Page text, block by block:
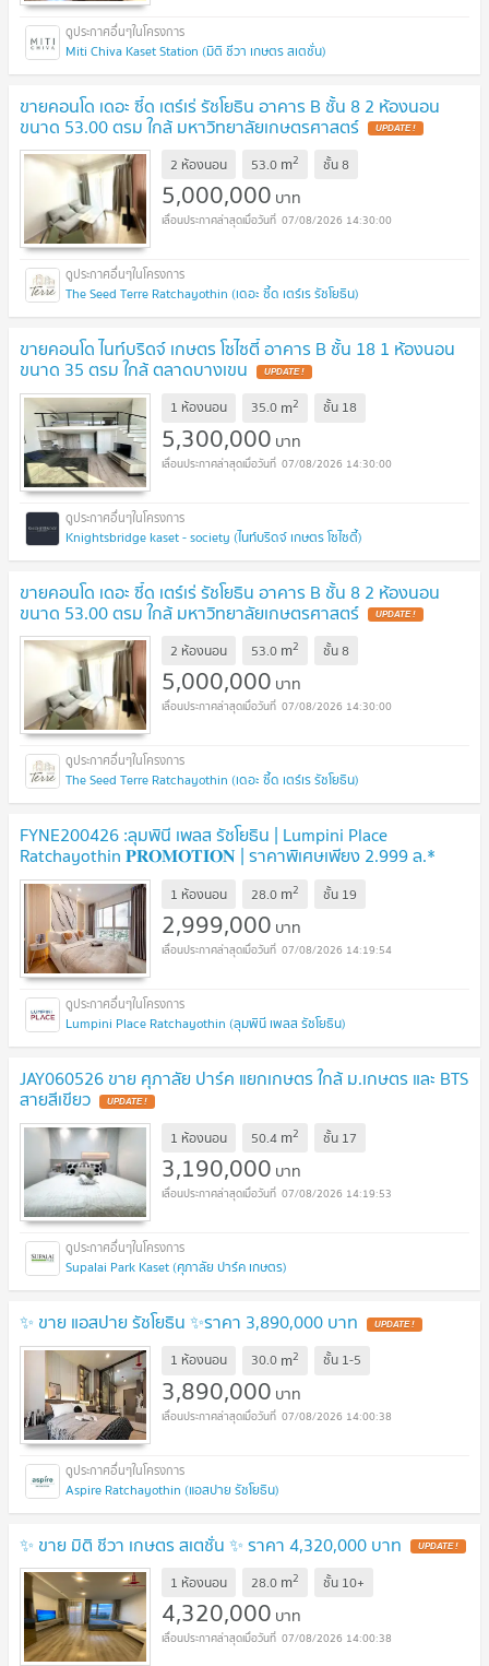
Miti Chiva Kaset Station (มิติ ชีวา เกษตร สเตชั่น)
ขายคอนโด เดอะ ซี้ด เตร์เร่ รัชโยธิน อาคาร B ชั้น 8 2 ห้องนอน
ขนาด 53.00 ตรม ใกล้ มหาวิทยาลัยเกษตรศาสตร์ UPDATE !
2 ห้องนอน 53.0 m2 ชั้น8
5,000,000 บาท
07/08/2026 14:30:00
The Seed Terre Ratchayothin (เดอะ ซี้ด เตร์เร รัชโยธิน)
ขายคอนโด ไนท์บริดจ์ เกษตร โซไซตี้ อาคาร B ชั้น 18 1 ห้องนอน
ขนาด 35 ตรม ใกล้ ตลาดบางเขน UPDATE !
1 ห้องนอน 35.0 m2 ชั้น 18
5,300,000 บาท
07/08/2026 14:30:00
Knightsbridge kaset - society (ไนท์บริดจ์ เกษตร โซไซตี้)
ขายคอนโด เดอะ ซี้ด เตร์เร่ รัชโยธิน อาคาร B ชั้น 8 2 ห้องนอน
ขนาด 53.00 ตรม ใกล้ มหาวิทยาลัยเกษตรศาสตร์ UPDATE !
2 ห้องนอน 53.0 m2 ชั้น8
5,000,000 บาท
07/08/2026 14:30:00
The Seed Terre Ratchayothin (เดอะ ซี้ด เตร์เร รัชโยธิน)
FYNE200426 :ลุมพินี เพลส รัชโยธิน | Lumpini Place
Ratchayothin 𝐏𝐑𝐎𝐌𝐎𝐓𝐈𝐎𝐍 | ราคาพิเศษเพียง 2.999 ล.*
UPDATE !
1 ห้องนอน 28.0 m2 ชั้น 19
2,999,000 บาท
07/08/2026 14:19:54
Lumpini Place Ratchayothin (ลุมพินี เพลส รัชโยธิน)
JAY060526 ขาย ศุภาลัย ปาร์ค แยกเกษตร ใกล้ ม.เกษตร และ BTS
สายสีเขียว UPDATE !
1 ห้องนอน 50.4 m2 ชั้น 17
3,190,000 บาท
07/08/2026 14:19:53
Supalai Park Kaset (ศุภาลัย ปาร์ค เกษตร)
✨ ขาย แอสปาย รัชโยธิน ✨ราคา 3,890,000 บาท UPDATE !
1 ห้องนอน 30.0 m2 ชั้น 1-5
3,890,000 บาท
07/08/2026 14:00:38
Aspire Ratchayothin (แอสปาย รัชโยธิน)
✨ ขาย มิติ ชีวา เกษตร สเตชั่น ✨ ราคา 4,320,000 บาท UPDATE !
1 ห้องนอน 28.0 m2 ชั้น 10+
4,320,000 บาท
07/08/2026 14:00:38